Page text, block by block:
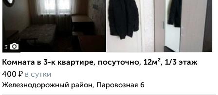
3
Комната в 3-к квартире, посуточно, 12м², 1/3 этаж
400 ₽ в сутки
Железнодорожный район, Паровозная 6